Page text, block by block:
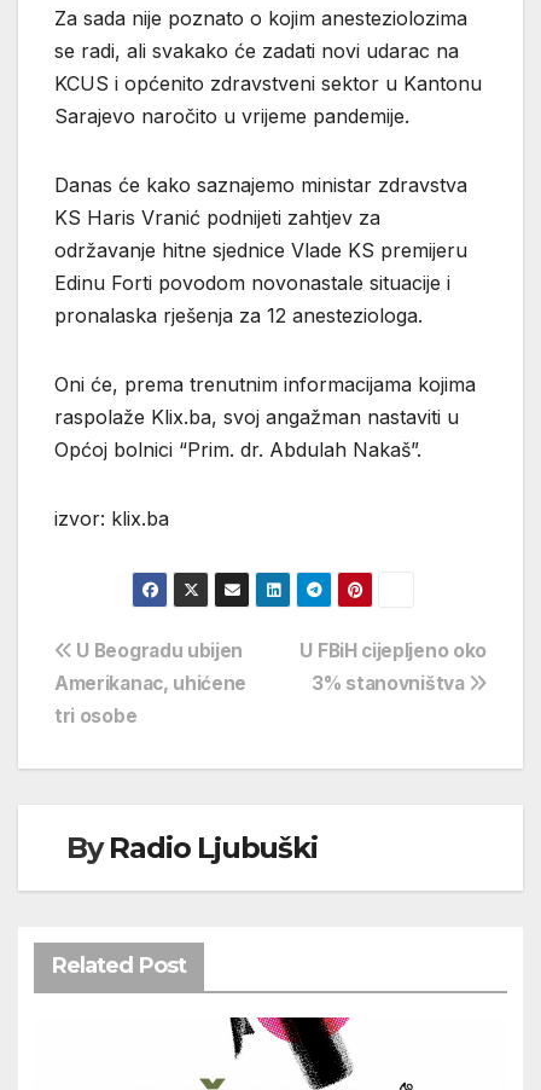
Za sada nije poznato o kojim anesteziolozima
se radi, ali svakako će zadati novi udarac na
KCUS i općenito zdravstveni sektor u Kantonu
Sarajevo naročito u vrijeme pandemije.
Danas će kako saznajemo ministar zdravstva
KS Haris Vranić podnijeti zahtjev za
održavanje hitne sjednice Vlade KS premijeru
Edinu Forti povodom novonastale situacije i
pronalaska rješenja za 12 anesteziologa.
Oni će, prema trenutnim informacijama kojima
raspolaže Klix.ba, svoj angažman nastaviti u
Općoj bolnici “Prim. dr. Abdulah Nakaš”.
izvor: klix.ba
Navigacija
objava
U FBiH cijepljeno oko
3% stanovništva
U Beogradu ubijen
Amerikanac, uhićene
tri osobe
ByRadio Ljubuški
Related Post